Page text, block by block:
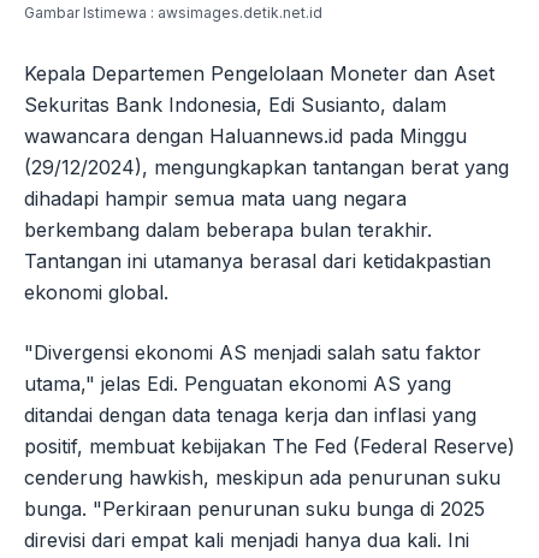
Gambar Istimewa : awsimages.detik.net.id
Kepala Departemen Pengelolaan Moneter dan Aset
Sekuritas Bank Indonesia, Edi Susianto, dalam
wawancara dengan Haluannews.id pada Minggu
(29/12/2024), mengungkapkan tantangan berat yang
dihadapi hampir semua mata uang negara
berkembang dalam beberapa bulan terakhir.
Tantangan ini utamanya berasal dari ketidakpastian
ekonomi global.
"Divergensi ekonomi AS menjadi salah satu faktor
utama," jelas Edi. Penguatan ekonomi AS yang
ditandai dengan data tenaga kerja dan inflasi yang
positif, membuat kebijakan The Fed (Federal Reserve)
cenderung hawkish, meskipun ada penurunan suku
bunga. "Perkiraan penurunan suku bunga di 2025
direvisi dari empat kali menjadi hanya dua kali. Ini